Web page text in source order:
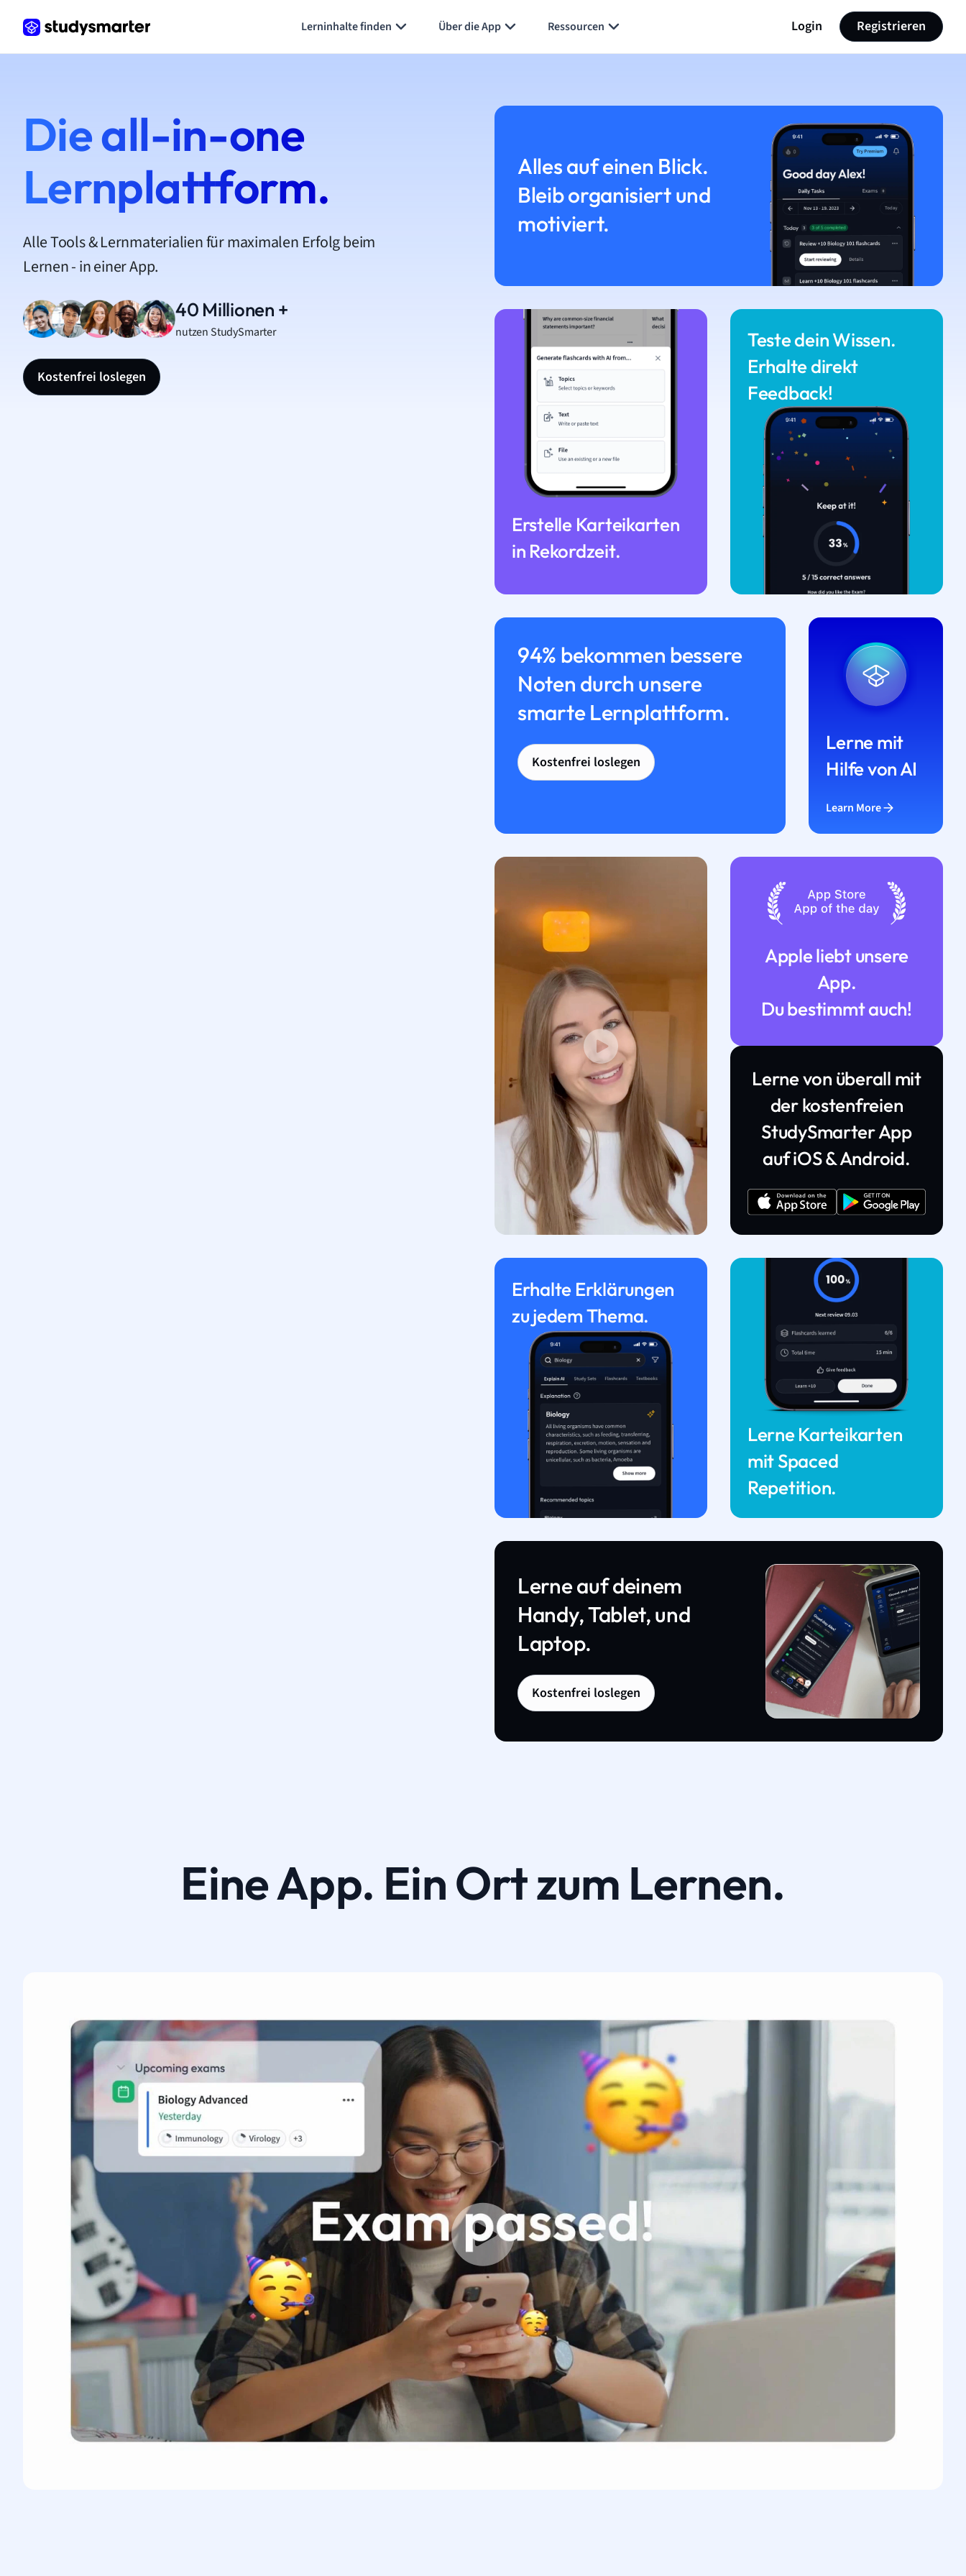
Lerninhalte finden Über die App Ressourcen Login Registrieren
Die all-in-one
Lernplattform.
Alle Tools & Lernmaterialien für maximalen Erfolg beim
Lernen - in einer App.
40 Millionen +
nutzen StudySmarter
Kostenfrei loslegen
Alles auf einen Blick.
Bleib organisiert und
motiviert.
Erstelle Karteikarten
in Rekordzeit.
Teste dein Wissen.
Erhalte direkt
Feedback!
94% bekommen bessere
Noten durch unsere
smarte Lernplattform.
Kostenfrei loslegen
Lerne mit
Hilfe von AI
Learn More
Apple liebt unsere
App.
Du bestimmt auch!
Lerne von überall mit
der kostenfreien
StudySmarter App
auf iOS & Android.
Erhalte Erklärungen
zu jedem Thema.
Lerne Karteikarten
mit Spaced
Repetition.
Lerne auf deinem
Handy, Tablet, und
Laptop.
Kostenfrei loslegen
Eine App. Ein Ort zum Lernen.